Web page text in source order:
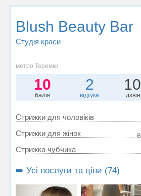
Blush Beauty Bar
Студія краси
метро Теремки
10
балів
2
відгука
Стрижки для чоловіків
Стрижки для жінок
Стрижка чубчика
➡️ Усі послуги та ціни (74)